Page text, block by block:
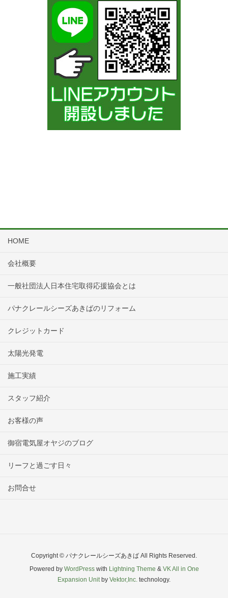
HOME
会社概要
一般社団法人日本住宅取得応援協会とは
パナクレールシーズあきばのリフォーム
クレジットカード
太陽光発電
施工実績
スタッフ紹介
お客様の声
御宿電気屋オヤジのブログ
リーフと過ごす日々
お問合せ
Copyright © パナクレールシーズあきば All Rights Reserved.
Powered by WordPresswith Lightning Theme & VK All in One
Expansion Unit by Vektor,Inc. technology.